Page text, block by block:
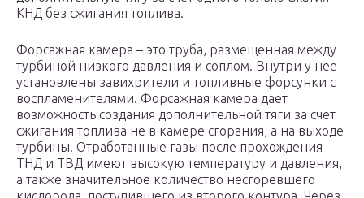
КНД без сжигания топлива.
Форсажная камера – это труба, размещенная между
турбиной низкого давления и соплом. Внутри у нее
установлены завихрители и топливные форсунки с
воспламенителями. Форсажная камера дает
возможность создания дополнительной тяги за счет
сжигания топлива не в камере сгорания, а на выходе
турбины. Отработанные газы после прохождения
ТНД и ТВД имеют высокую температуру и давления,
а также значительное количество несгоревшего